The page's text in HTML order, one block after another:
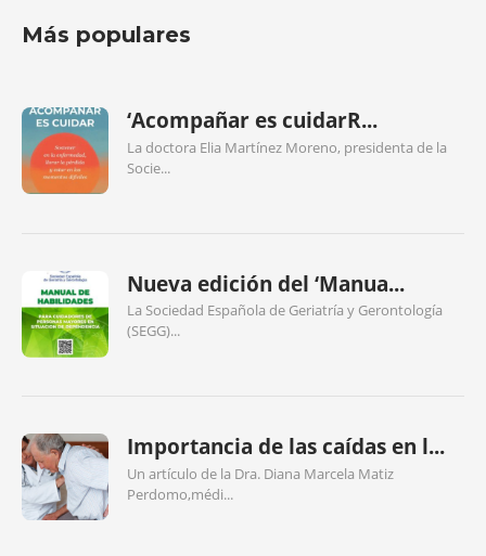
Más populares
‘Acompañar es cuidarR...
La doctora Elia Martínez Moreno, presidenta de la
Socie...
Nueva edición del ‘Manua...
La Sociedad Española de Geriatría y Gerontología
(SEGG)...
Importancia de las caídas en l...
Un artículo de la Dra. Diana Marcela Matiz
Perdomo,médi...